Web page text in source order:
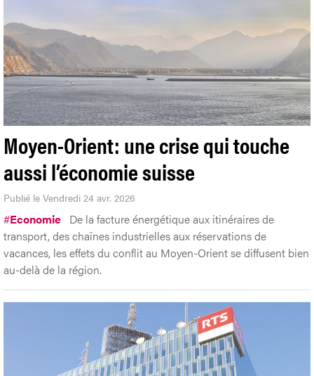
Moyen-Orient: une crise qui touche
aussi l’économie suisse
Publié le Vendredi 24 avr. 2026
#Economie De la facture énergétique aux itinéraires de
transport, des chaînes industrielles aux réservations de
vacances, les effets du conflit au Moyen-Orient se diffusent bien
au-delà de la région.